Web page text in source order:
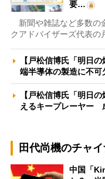
要…
新聞や雑誌など多数の
クアドバイザーズ代表の
【戸松信博氏「明日
端半導体の製造に不
【戸松信博氏「明日
えるキープレーヤー
田代尚機のチャ
中国「